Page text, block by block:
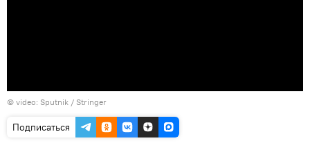
© video: Sputnik / Stringer
Подписаться